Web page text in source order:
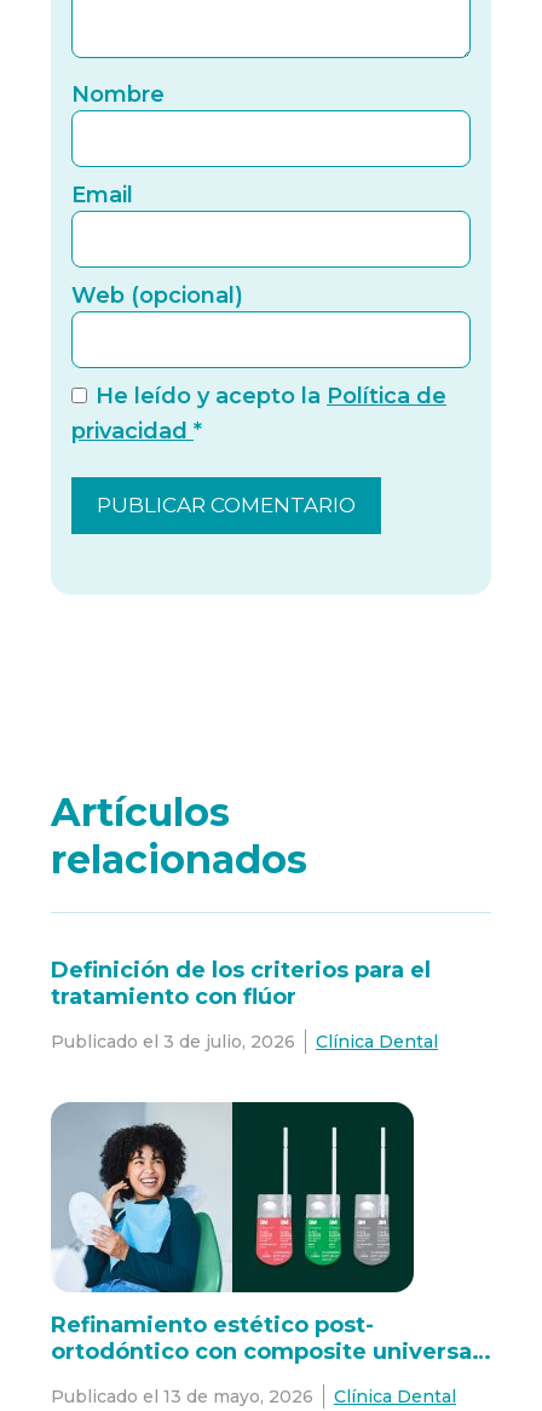
Nombre
Email
Web (opcional)
He leído y acepto la Política de
privacidad *
Artículos
relacionados
Definición de los criterios para el
tratamiento con flúor
Publicado el 3 de julio, 2026 Clínica Dental
Refinamiento estético post-
ortodóntico con composite universal
3M™ Filtek™ Easy Match
Publicado el 13 de mayo, 2026 Clínica Dental